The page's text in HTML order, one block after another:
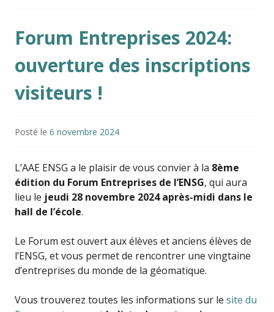
Forum Entreprises 2024:
ouverture des inscriptions
visiteurs !
Posté le 6 novembre 2024
L’AAE ENSG a le plaisir de vous convier à la 8ème
édition du Forum Entreprises de l’ENSG, qui aura
lieu le jeudi 28 novembre 2024 après-midi dans le
hall de l’école.
Le Forum est ouvert aux élèves et anciens élèves de
l’ENSG, et vous permet de rencontrer une vingtaine
d’entreprises du monde de la géomatique.
Vous trouverez toutes les informations sur le site du